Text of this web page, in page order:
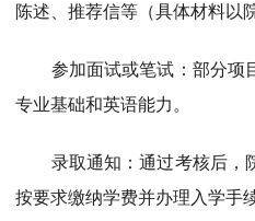
陈述、推荐信等（具体材料以
参加面试或笔试：部分项
专业基础和英语能力。
录取通知：通过考核后，
按要求缴纳学费并办理入学手